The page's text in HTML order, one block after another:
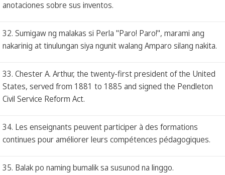
anotaciones sobre sus inventos.
32. Sumigaw ng malakas si Perla "Paro! Paro!", marami ang
nakarinig at tinulungan siya ngunit walang Amparo silang nakita.
33. Chester A. Arthur, the twenty-first president of the United
States, served from 1881 to 1885 and signed the Pendleton
Civil Service Reform Act.
34. Les enseignants peuvent participer à des formations
continues pour améliorer leurs compétences pédagogiques.
35. Balak po naming bumalik sa susunod na linggo.